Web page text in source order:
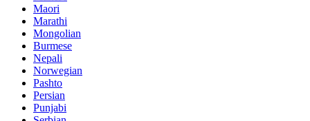
Maori
Marathi
Mongolian
Burmese
Nepali
Norwegian
Pashto
Persian
Punjabi